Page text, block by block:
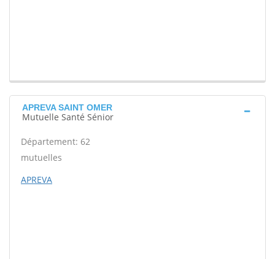
APREVA SAINT OMER
Mutuelle Santé Sénior
Département: 62
mutuelles
APREVA